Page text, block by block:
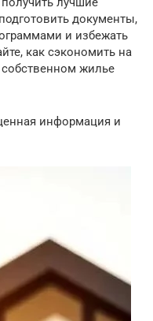
документы,
и избежать
как сэкономить на
жилье
информация и